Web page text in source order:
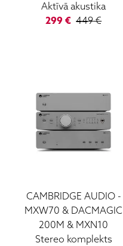
Aktīvā akustika
299 € 449€
CAMBRIDGE AUDIO-
MXW70 & DACMAGIC
200M & MXN10
Stereo komplekts